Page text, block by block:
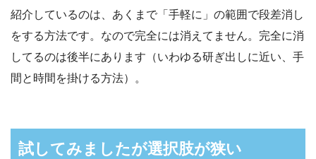
紹介しているのは、あくまで「手軽に」の範囲で段差消し
をする方法です。なので完全には消えてません。完全に消
してるのは後半にあります（いわゆる研ぎ出しに近い、手
間と時間を掛ける方法）。
試してみましたが選択肢が狭い